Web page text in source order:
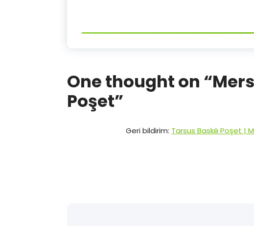
One thought on “
Poşet”
Geri bildirim: Tarsus Baskılı Poşet